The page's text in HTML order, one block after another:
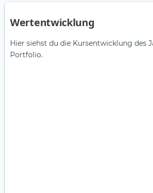
Wertentwicklung
Hier siehst du die Kursentwicklung des
Portfolio.